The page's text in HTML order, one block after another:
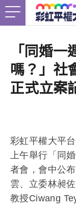
關於我
最新消
未竟之
友善資
支持我
「同婚
嗎？」社
正式立案
彩虹平權大平
上午舉行「 同
者會，會中公
雲、立委林昶佐
教授Ciwang